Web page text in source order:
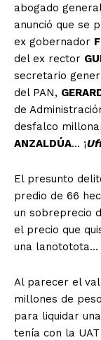
abogado
anunció que se
ex gobernador
del ex rector
secretario
del PAN,
de
desfalco
ANZALDÚA… ¡
El presunto
predio de 66
un sobreprecio
el precio que
una lanototota…
Al parecer el
millones de
para liquidar
tenía con la